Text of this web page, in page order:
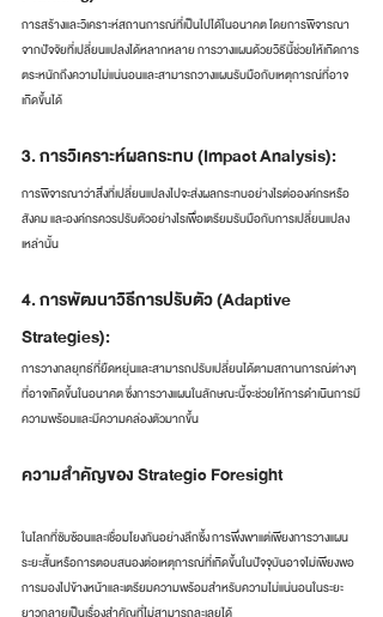
การสร้างและวิเคราะห์สถานการณ์ที่เป็นไปได้ในอนาคต โดยการพิจารณา
จากปัจจัยที่เปลี่ยนแปลงได้หลากหลาย การวางแผนด้วยวิธีนี้ช่วยให้เกิดการ
ตระหนักถึงความไม่แน่นอนและสามารถวางแผนรับมือกับเหตุการณ์ที่อาจ
เกิดขึ้นได้
3. การวิเคราะห์ผลกระทบ (Impact Analysis):
การพิจารณาว่าสิ่งที่เปลี่ยนแปลงไปจะส่งผลกระทบอย่างไรต่อองค์กรหรือ
สังคม และองค์กรควรปรับตัวอย่างไรเพื่อเตรียมรับมือกับการเปลี่ยนแปลง
เหล่านั้น
4. การพัฒนาวิธีการปรับตัว (Adaptive
Strategies):
การวางกลยุทธ์ที่ยืดหยุ่นและสามารถปรับเปลี่ยนได้ตามสถานการณ์ต่างๆ
ที่อาจเกิดขึ้นในอนาคต ซึ่งการวางแผนในลักษณะนี้จะช่วยให้การดำเนินการมี
ความพร้อมและมีความคล่องตัวมากขึ้น
ความสำคัญของ Strategic Foresight
ในโลกที่ซับซ้อนและเชื่อมโยงกันอย่างลึกซึ้ง การพึ่งพาแต่เพียงการวางแผน
ระยะสั้นหรือการตอบสนองต่อเหตุการณ์ที่เกิดขึ้นในปัจจุบันอาจไม่เพียงพอ
การมองไปข้างหน้าและเตรียมความพร้อมสำหรับความไม่แน่นอนในระยะ